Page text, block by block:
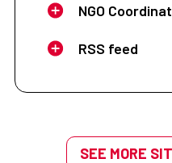
NGO
RSS feed
SEE MORE